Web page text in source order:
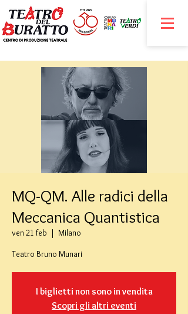
MQ-QM. Alle radici della
Meccanica Quantistica
ven 21 feb
  |
Milano
Teatro Bruno Munari
I biglietti non sono in vendita
Scopri gli altri eventi